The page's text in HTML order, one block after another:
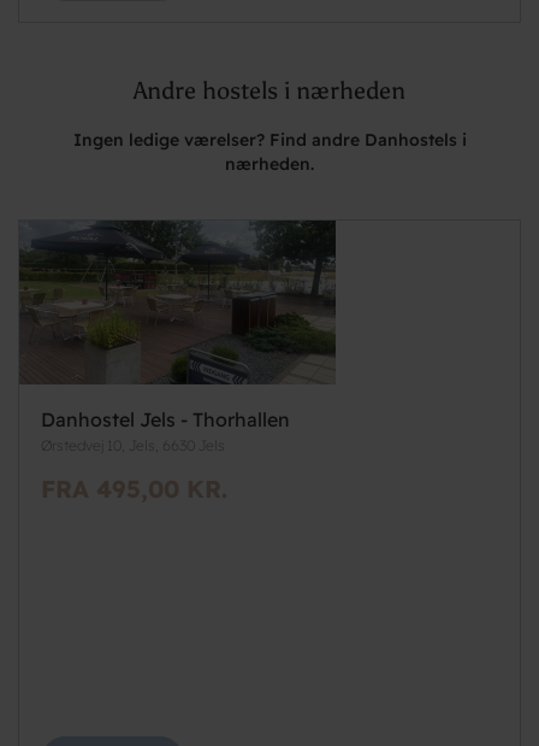
Andre hostels i nærheden
Ingen ledige værelser? Find andre Danhostels i
nærheden.
Danhostel Jels - Thorhallen
Ørstedvej 10, Jels, 6630 Jels
FRA 495,00 KR.